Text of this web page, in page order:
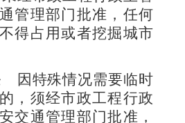
管理部门批准，任何
得占用或者挖掘城市
因特殊情况需要临时
，须经市政工程行政
交通管理部门批准，